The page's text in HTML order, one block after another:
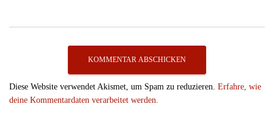
Diese Website verwendet Akismet, um Spam zu reduzieren. Erfahre, wie
deine Kommentardaten verarbeitet werden.